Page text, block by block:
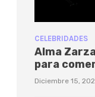
CELEBRIDADES
Alma
para
Diciembre 15,